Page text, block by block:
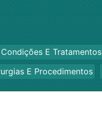
Condições E Tratamentos
E Procedimentos